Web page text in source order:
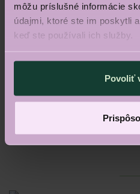
môžu príslušné informácie
údajmi, ktoré ste im poskytli
keď ste používali ich služby.
Povoliť
Q4 2027
Dokončenie